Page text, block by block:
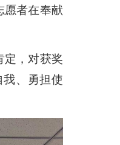
愿者在奉献
定，对获奖
、勇担使